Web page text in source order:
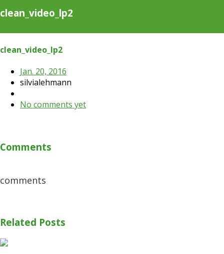
clean_video_lp2
clean_video_lp2
Jan. 20, 2016
silvialehmann
No comments yet
Comments
comments
Related Posts